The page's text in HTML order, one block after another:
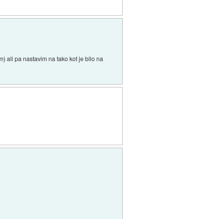
ali pa nastavim na tako kot je bilo na